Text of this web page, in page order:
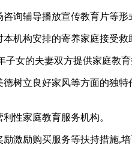
询辅导播放宣传教育片等
机构安排的寄养家庭接受
女的夫妻双方提供家庭教育
树立良好家风等方面的独
性家庭教育服务机构。
激励购买服务等扶持措施,培